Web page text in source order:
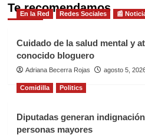
Te recomendamos
En la Red Redes Sociales 📰
Cuidado de la salud mental y
conocido bloguero
Adriana Becerra Rojas agosto 5,
Comidilla Politics
Diputadas generan
personas mayores